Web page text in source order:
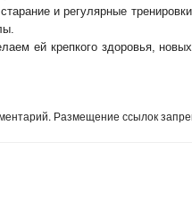
и регулярные
ей крепкого здоровья,
Размещение ссылок